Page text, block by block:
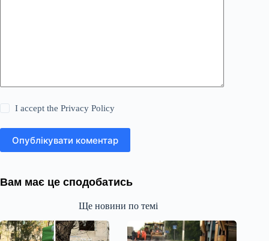
I accept thePrivacy Policy
Опублікувати коментар
Вам має це сподобатись
Ще новини по темі